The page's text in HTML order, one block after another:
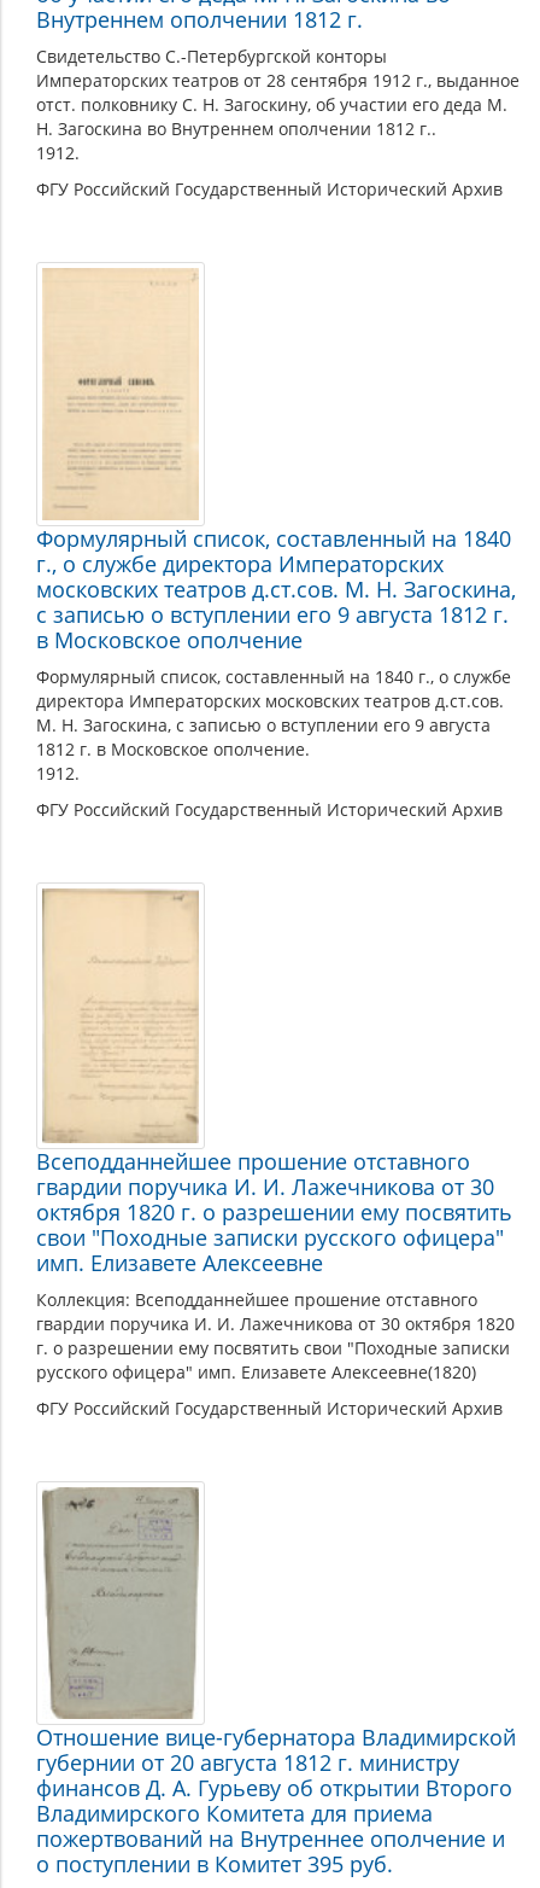
Внутреннем ополчении 1812 г.
Свидетельство С.-Петербургской конторы
Императорских театров от 28 сентября 1912 г., выданное
отст. полковнику С. Н. Загоскину, об участии его деда М.
Н. Загоскина во Внутреннем ополчении 1812 г..
1912.
ФГУ Российский Государственный Исторический Архив
Формулярный список, составленный на 1840
г., о службе директора Императорских
московских театров д.ст.сов. М. Н. Загоскина,
с записью о вступлении его 9 августа 1812 г.
в Московское ополчение
Формулярный список, составленный на 1840 г., о службе
директора Императорских московских театров д.ст.сов.
М. Н. Загоскина, с записью о вступлении его 9 августа
1812 г. в Московское ополчение.
1912.
ФГУ Российский Государственный Исторический Архив
Всеподданнейшее прошение отставного
гвардии поручика И. И. Лажечникова от 30
октября 1820 г. о разрешении ему посвятить
свои "Походные записки русского офицера"
имп. Елизавете Алексеевне
Коллекция: Всеподданнейшее прошение отставного
гвардии поручика И. И. Лажечникова от 30 октября 1820
г. о разрешении ему посвятить свои "Походные записки
русского офицера" имп. Елизавете Алексеевне(1820)
ФГУ Российский Государственный Исторический Архив
Отношение вице-губернатора Владимирской
губернии от 20 августа 1812 г. министру
финансов Д. А. Гурьеву об открытии Второго
Владимирского Комитета для приема
пожертвований на Внутреннее ополчение и
о поступлении в Комитет 395 руб.